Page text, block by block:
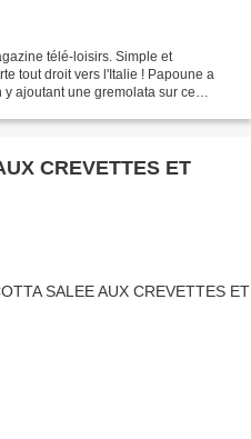
télé-loisirs. Simple et
tout droit vers l'Italie ! Papoune a
ajoutant une gremolata sur ce
CREVETTES ET